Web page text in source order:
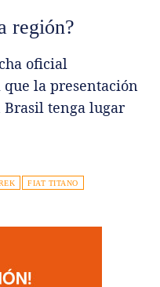
región?
oficial
la presentación
tenga lugar
FIAT TITANO